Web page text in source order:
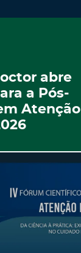
abre
a Pós-
Atenção